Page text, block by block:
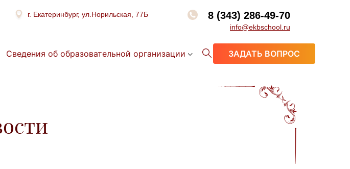
г. Екатеринбург, ул.Норильская, 77Б 8 (343) 286-49-70
info@ekbschool.ru
Сведения об образовательной организации ЗАДАТЬ ВОПРОС